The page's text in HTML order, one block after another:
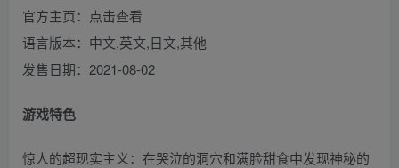
官方主页：点击查看
语言版本：中文,英文,日文,其他
发售日期：2021-08-02
游戏特色
惊人的超现实主义：在哭泣的洞穴和满脸甜食中发现神秘的